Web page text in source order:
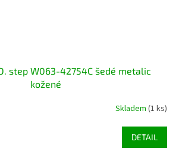
step W063-42754C šedé metalic
kožené
Skladem (1 ks)
DETAIL